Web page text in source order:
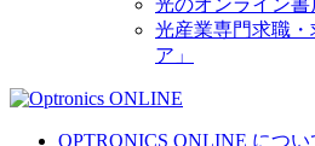
光のオンライン書
光産業専門求職・
ア」
OPTRONICS ONLINE につい